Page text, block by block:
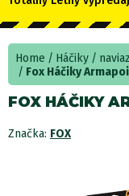
Home Háčiky
Fox Háčiky
FOX HÁČIKY
Značka: FOX